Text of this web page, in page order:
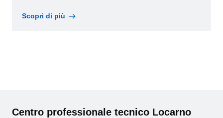
Scopri di più
Centro professionale tecnico Locarno